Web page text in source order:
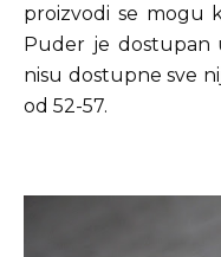
proizvodi se mogu
Puder je dostupan
nisu dostupne sve
od 52-57.